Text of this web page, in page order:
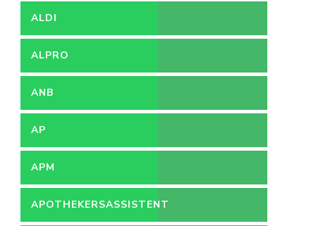
ZIEKENHUIS
ALDI
ALPRO
ANB
AP
APM
APOTHEKERSASSISTENT